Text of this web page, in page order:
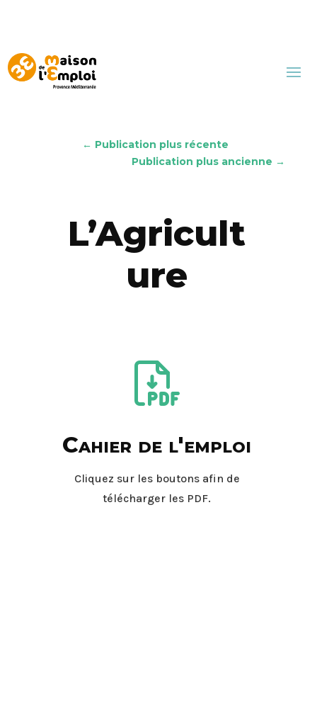
← Publication plus récente
Publication plus ancienne →
L’Agricult
ure
Cliquez sur les boutons afin de
télécharger les PDF.
Cahier de l'emploi